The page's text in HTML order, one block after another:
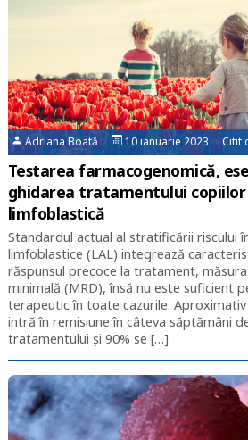
Adriana Boată 10 ianuarie 2023 Citit
Testarea farmacogenomică,
ghidarea tratamentului copiilor
limfoblastică
Standardul actual al stratificării riscului
limfoblastice (LAL) integrează
răspunsul precoce la tratament,
minimală (MRD), însă nu este suficient
terapeutic în toate cazurile.
intră în remisiune în câteva săptămâni
tratamentului și 90% se […]